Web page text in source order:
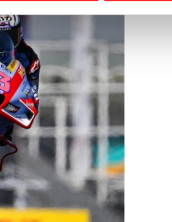
de navegação no nosso website.
do nosso site de publicidade e
pessoais serão realizadas apenas
no contexto dos serviços a prestar.
similares pode ter impacto na